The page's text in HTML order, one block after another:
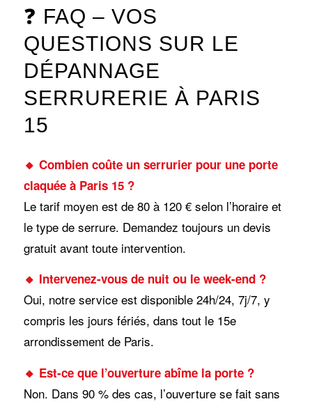
❓ FAQ – VOS
QUESTIONS SUR LE
DÉPANNAGE
SERRURERIE À PARIS
15
🔸 Combien coûte un serrurier pour une porte
claquée à Paris 15 ?
Le tarif moyen est de 80 à 120 € selon l’horaire et
le type de serrure. Demandez toujours un devis
gratuit avant toute intervention.
🔸 Intervenez-vous de nuit ou le week-end ?
Oui, notre service est disponible 24h/24, 7j/7, y
compris les jours fériés, dans tout le 15e
arrondissement de Paris.
🔸 Est-ce que l’ouverture abîme la porte ?
Non. Dans 90 % des cas, l’ouverture se fait sans